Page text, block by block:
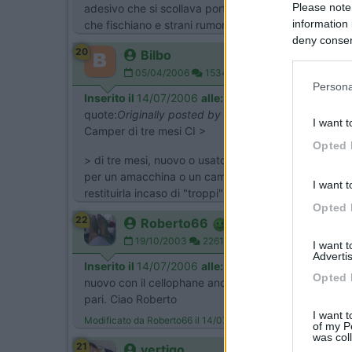
Please
information
deny
I want
Opted
I want
Opted
I want
Opted
I want
of my
was
adesivo che si scollava porta frigo che chiudeva
che fischiano e strani rumori (ancora non risolto)
20 Bilbo
05/04/2006 1534
Inserito il 14/07/2006 alle:
quote:Originally posted by Roberto66
Camper di tre mesi CI >
> di tre mesi, nuovo o usato?[:0] sarebbe da
per un amacchina o un camper.... La cosa che
restituirla incaso di "troppi" problemi..... io non
22 Roberto66
19/10/2003 22611
Inserito il 14/07/2006 alle:
nuovo con il cellophane ancora da strappare dai
pari. Ciao Roberto
Modificato da Roberto66 il 14/07/2006 alle 14:58:31
21